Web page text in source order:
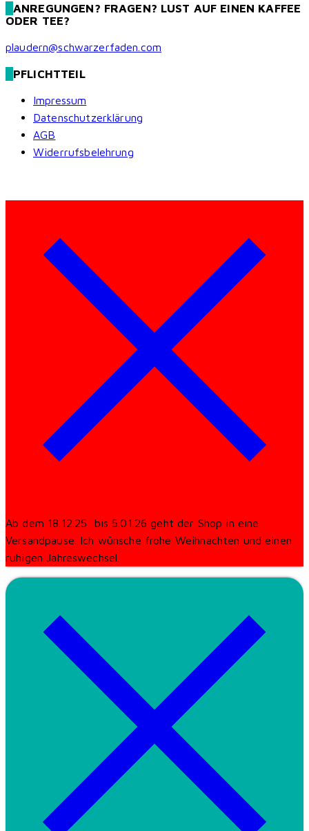
ANREGUNGEN? FRAGEN? LUST AUF EINEN KAFFEE
ODER TEE?
plaudern@schwarzerfaden.com
PFLICHTTEIL
Impressum
Datenschutzerklärung
AGB
Widerrufsbelehrung
Ab dem 18.12.25 bis 5.01.26 geht der Shop in eine
Versandpause. Ich wünsche frohe Weihnachten und einen
ruhigen Jahreswechsel.